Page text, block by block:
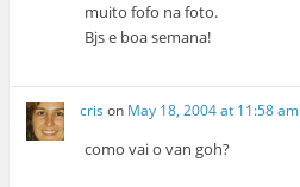
muito fofo na foto.
Bjs e boa semana!
cris on May 18, 2004 at 11:58 am
como vai o van goh?